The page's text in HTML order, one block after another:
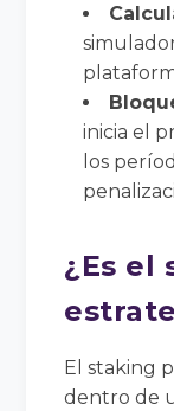
inicia el
los
¿Es el
El staking
dentro de